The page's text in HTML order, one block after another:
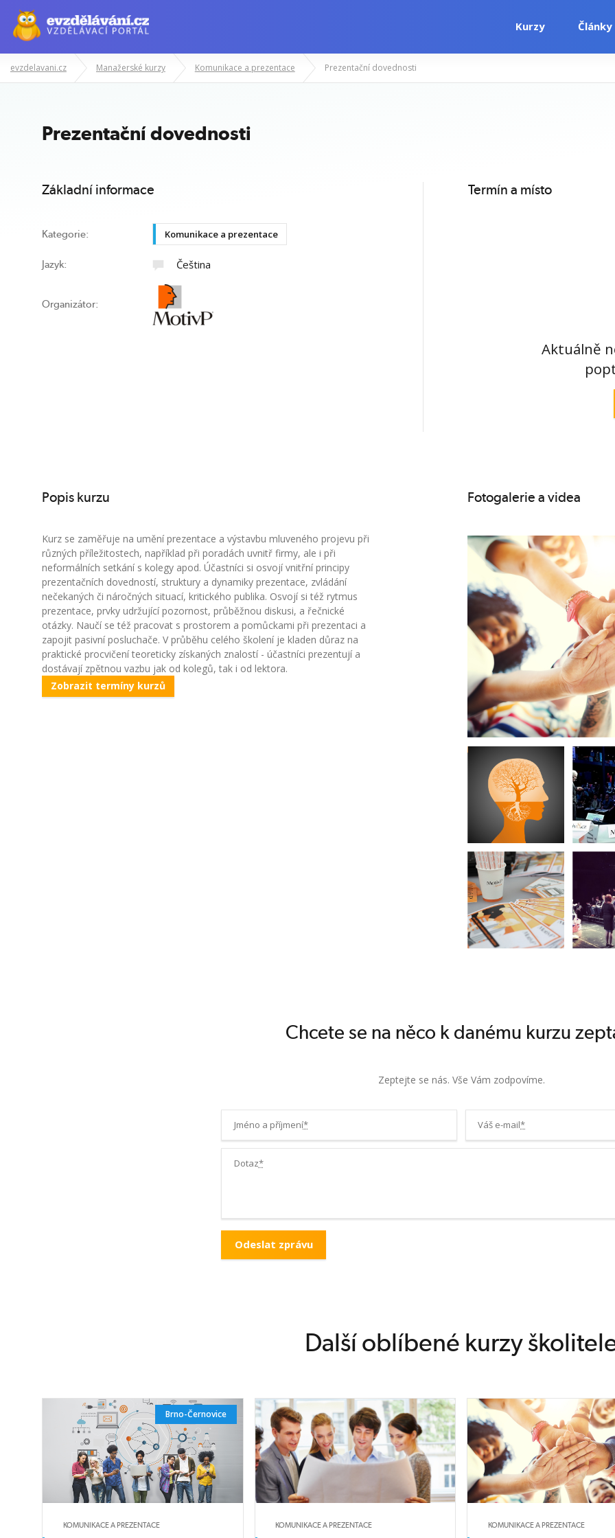
Kurzy Články
Manažerské kurzy Odborné znalosti Počítačové kurzy
evzdelavani.cz Manažerské kurzy Komunikace a prezentace Prezentační dovednosti
Prezentační dovednosti
Základní informace
Kategorie: Komunikace a prezentace
Jazyk: Čeština
Organizátor:
Termín a místo
Aktuálně
Popis kurzu
Kurz se zaměřuje na umění prezentace a výstavbu mluveného projevu při
různých příležitostech, například při poradách uvnitř firmy, ale i při
neformálních setkání s kolegy apod. Účastníci si osvojí vnitřní principy
prezentačních dovedností, struktury a dynamiky prezentace, zvládání
nečekaných či náročných situací, kritického publika. Osvojí si též rytmus
prezentace, prvky udržující pozornost, průběžnou diskusi, a řečnické
otázky. Naučí se též pracovat s prostorem a pomůckami při prezentaci a
zapojit pasivní posluchače. V průběhu celého školení je kladen důraz na
praktické procvičení teoreticky získaných znalostí - účastníci prezentují a
dostávají zpětnou vazbu jak od kolegů, tak i od lektora.
Zobrazit termíny kurzů
Fotogalerie a videa
Chcete se na něco k danému kurzu
Zeptejte se nás. Vše Vám zodpovíme.
Jméno a příjmení* Váš e-mail*
Dotaz*
Další oblíbené kurzy
Brno-Černovice
KOMUNIKACE A PREZENTACE KOMUNIKACE A PREZENTACE KOMUNIKACE A PREZENTACE